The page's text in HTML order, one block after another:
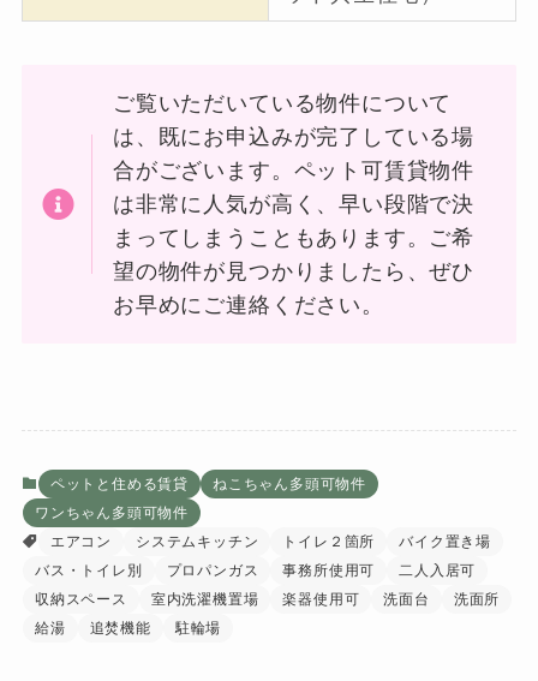
ご覧いただいている物件について
は、既にお申込みが完了している場
合がございます。ペット可賃貸物件
は非常に人気が高く、早い段階で決
まってしまうこともあります。ご希
望の物件が見つかりましたら、ぜひ
お早めにご連絡ください。
ペットと住める賃貸
ねこちゃん多頭可物件
ワンちゃん多頭可物件
エアコン
システムキッチン トイレ２箇所
バイク置き場
バス・トイレ別
プロパンガス 事務所使用可
二人入居可
収納スペース
室内洗濯機置場 楽器使用可 洗面台
洗面所
給湯
追焚機能 駐輪場